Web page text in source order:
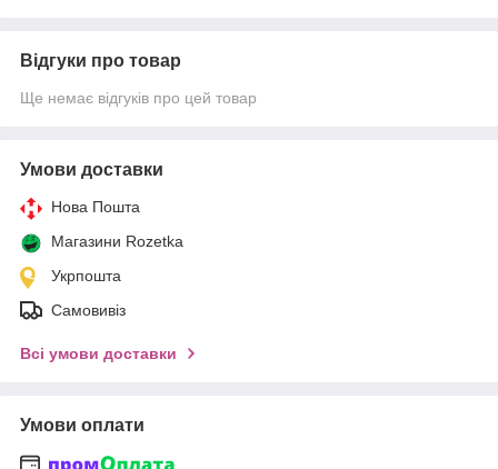
Відгуки про товар
Ще немає відгуків про цей товар
Умови доставки
Нова Пошта
Магазини Rozetka
Укрпошта
Самовивіз
Всі умови доставки
Умови оплати